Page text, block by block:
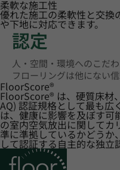
柔軟な施工性
優れた施工の柔軟性と交換
や下地に対応できます。
認定
人・空間・環境へのこだ
フローリングは他にない
FloorScore®
FloorScore® は、硬質床材
AQ) 認証規格として最も
は、健康に影響を及ぼす可
の室内空気放出に関してカ
準に準拠しているかどうか
して認証する自主的な独立